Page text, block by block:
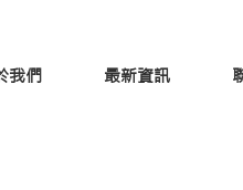
我們 最新資訊